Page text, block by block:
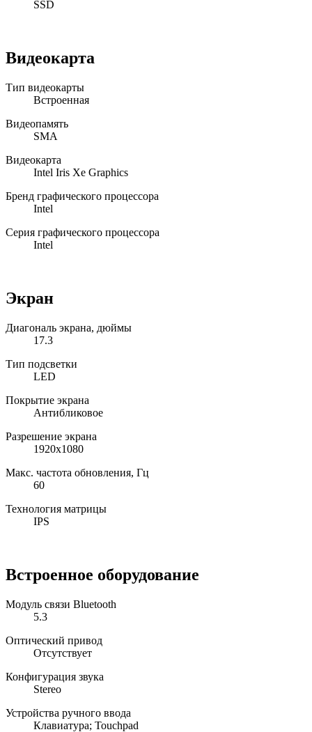
SSD
Видеокарта
Тип видеокарты
Встроенная
Видеопамять
SMA
Видеокарта
Intel Iris Xe Graphics
Бренд графического процессора
Intel
Серия графического процессора
Intel
Экран
Диагональ экрана, дюймы
17.3
Тип подсветки
LED
Покрытие экрана
Антибликовое
Разрешение экрана
1920x1080
Макс. частота обновления, Гц
60
Технология матрицы
IPS
Встроенное оборудование
Модуль связи Bluetooth
5.3
Оптический привод
Отсутствует
Конфигурация звука
Stereo
Устройства ручного ввода
Клавиатура; Touchpad